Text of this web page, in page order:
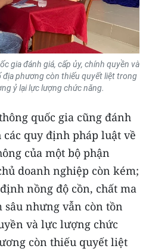
gia đánh giá, cấp ủy, chính quyền và
phương còn thiếu quyết liệt trong
ỷ lại lực lượng chức năng.
quốc gia cũng đánh
quy định pháp luật về
của một bộ phận
doanh nghiệp còn kém;
nồng độ cồn, chất ma
nhưng vẫn còn tồn
và lực lượng chức
còn thiếu quyết liệt